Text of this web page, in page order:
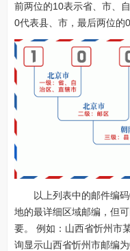
前两位的10表示省、市、
0代表县、市，最后两位的
以上列表中的邮件编
地的最详细区域邮编，但
要。 例如：山西省忻州市
询显示山西省忻州市邮编